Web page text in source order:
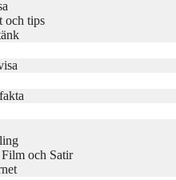
och tips
och Satir